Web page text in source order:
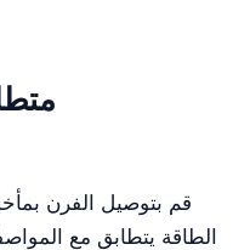
قم بتوصيل الفرن